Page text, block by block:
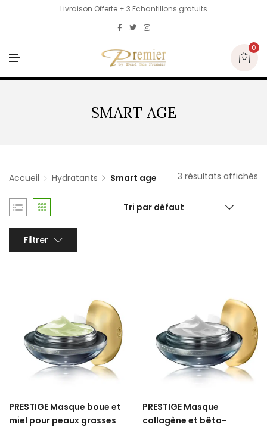
Livraison Offerte + 3 Echantillons gratuits
N
U
0
SMART AGE
Accueil Hydratants Smart age 3 résultats affichés
Tri par défaut
Filtrer
PRESTIGE Masque boue et
miel pour peaux grasses
PRESTIGE Masque
collagène et bêta-